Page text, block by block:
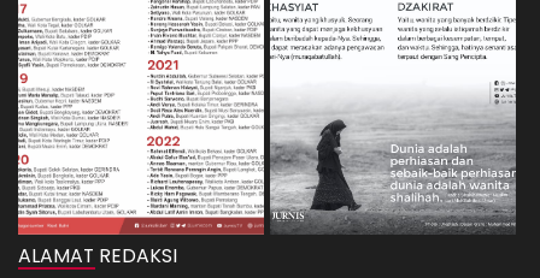
ALAMAT REDAKSI